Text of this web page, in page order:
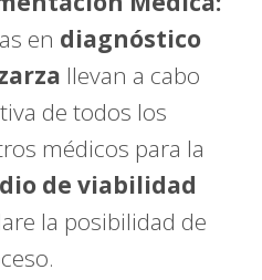
en diagnóstico
llevan a cabo
de todos los
médicos para la
de viabilidad
la posibilidad de